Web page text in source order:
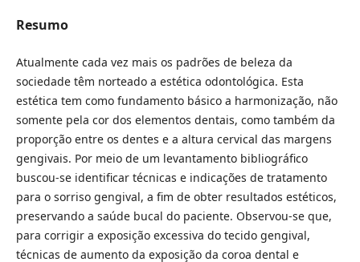
Resumo
Atualmente cada vez mais os padrões de beleza da
sociedade têm norteado a estética odontológica. Esta
estética tem como fundamento básico a harmonização, não
somente pela cor dos elementos dentais, como também da
proporção entre os dentes e a altura cervical das margens
gengivais. Por meio de um levantamento bibliográfico
buscou-se identificar técnicas e indicações de tratamento
para o sorriso gengival, a fim de obter resultados estéticos,
preservando a saúde bucal do paciente. Observou-se que,
para corrigir a exposição excessiva do tecido gengival,
técnicas de aumento da exposição da coroa dental e